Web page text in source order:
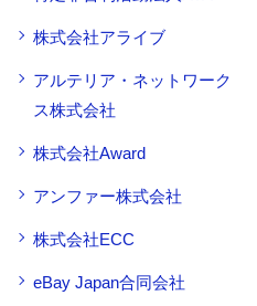
株式会社アライブ
アルテリア・ネットワーク
ス株式会社
株式会社Award
アンファー株式会社
株式会社ECC
eBay Japan合同会社